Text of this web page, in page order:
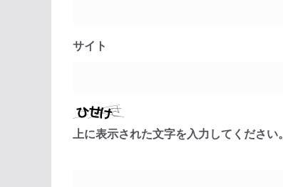
サイト
上に表示された文字を入力してください。